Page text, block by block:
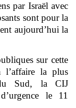
par Israël avec
sont pour la
aujourd’hui la
sur cette
l’affaire la plus
Sud, la CIJ
le 11